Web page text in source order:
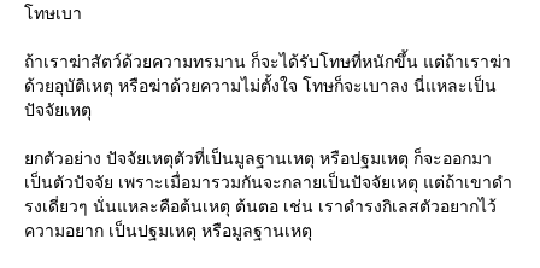
ทษเบา
ถ้าเราฆ่าสัตว์ด้วยความทรมาน ก็จะได้รับโทษที่หนักขึ้น แต่ถ้าเราฆ่า
ด้วยอุบัติเหตุ หรือฆ่าด้วยความไม่ตั้งใจ โทษก็จะเบาลง นี่แหละเป็น
ปัจจัยเหตุ
กตัวอย่าง ปัจจัยเหตุตัวที่เป็นมูลฐานเหตุ หรือปฐมเหตุ ก็จะออกมา
เป็นตัวปัจจัย เพราะเมื่อมารวมกันจะกลายเป็นปัจจัยเหตุ แต่ถ้าเขาดำ
รงเดี่ยวๆ นั่นแหละคือต้นเหตุ ต้นตอ เช่น เราดำรงกิเลสตัวอยากไว้
ความอยาก เป็นปฐมเหตุ หรือมูลฐานเหตุ